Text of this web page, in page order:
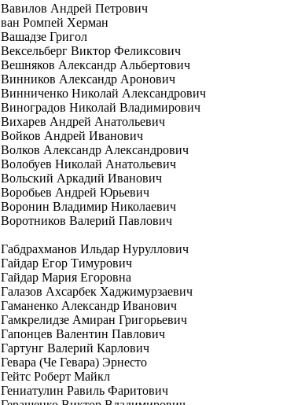
Вавилов Андрей Петрович
ван Ромпей Херман
Вашадзе Григол
Вексельберг Виктор Феликсович
Вешняков Александр Альбертович
Винников Александр Аронович
Винниченко Николай Александрович
Виноградов Николай Владимирович
Вихарев Андрей Анатольевич
Войков Андрей Иванович
Волков Александр Александрович
Волобуев Николай Анатольевич
Вольский Аркадий Иванович
Воробьев Андрей Юрьевич
Воронин Владимир Николаевич
Воротников Валерий Павлович
Габдрахманов Ильдар Нуруллович
Гайдар Егор Тимурович
Гайдар Мария Егоровна
Галазов Ахсарбек Хаджимурзаевич
Гаманенко Александр Иванович
Гамкрелидзе Амиран Григорьевич
Гапонцев Валентин Павлович
Гартунг Валерий Карлович
Гевара (Че Гевара) Эрнесто
Гейтс Роберт Майкл
Гениатулин Равиль Фаритович